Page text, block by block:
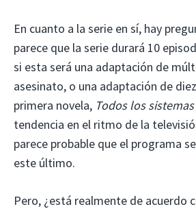
En cuanto a la serie en sí, hay
parece que la serie durará 10
si esta será una adaptación de
asesinato, o una adaptación de
primera novela, Todos los
tendencia en el ritmo de la
parece probable que el programa
este último.
Pero, ¿está realmente de acuerdo